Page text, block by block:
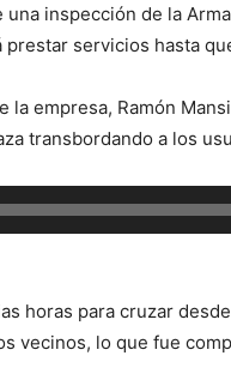
una inspección de la
servicios hasta
la empresa, Ramón
transbordando a los
horas para cruzar
vecinos, lo que fue